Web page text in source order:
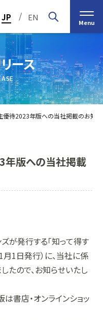
Menu
経営の基本理念
会社概要
グループ企業一覧
CMギャラリー
個人投資家の皆様へ
有価証券報告書
その他開示資料
株主・株式情報
株式会社ケイエムテイ
MOS株式会社
三生電子株式会社
サステナビリティへの取り組み
トップメッセージ
ース
JP EN
/
優待2023年版への当社掲載のお知ら
年版への当社掲載
が発行する「知って得す
1日発行）に、当社に係
たので、お知らせいたし
書店・オンラインショッ